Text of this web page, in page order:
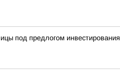
под предлогом инвестирования